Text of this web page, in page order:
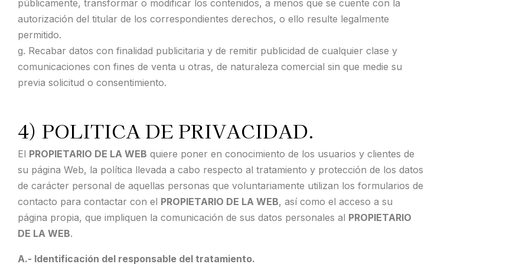
públicamente, transformar o modificar los contenidos, a menos que se cuente con la
autorización del titular de los correspondientes derechos, o ello resulte legalmente
permitido.
g. Recabar datos con finalidad publicitaria y de remitir publicidad de cualquier clase y
comunicaciones con fines de venta u otras, de naturaleza comercial sin que medie su
previa solicitud o consentimiento.
4) POLITICA DE PRIVACIDAD.
El PROPIETARIO DE LA WEB quiere poner en conocimiento de los usuarios y clientes de
su página Web, la política llevada a cabo respecto al tratamiento y protección de los datos
de carácter personal de aquellas personas que voluntariamente utilizan los formularios de
contacto para contactar con el PROPIETARIO DE LA WEB, así como el acceso a su
página propia, que impliquen la comunicación de sus datos personales al PROPIETARIO
DE LA WEB.
A.- Identificación del responsable del tratamiento.